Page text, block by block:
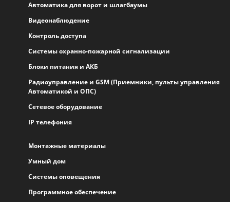
Автоматика для ворот и шлагбаумы
Видеонаблюдение
Контроль доступа
Системы охранно-пожарной сигнализации
Блоки питания и АКБ
Радиоуправление и GSM (Приемники, пульты управления
Автоматикой и ОПС)
Сетевое оборудование
IP телефония
Монтажные материалы
Умный дом
Системы оповещения
Программное обеспечение